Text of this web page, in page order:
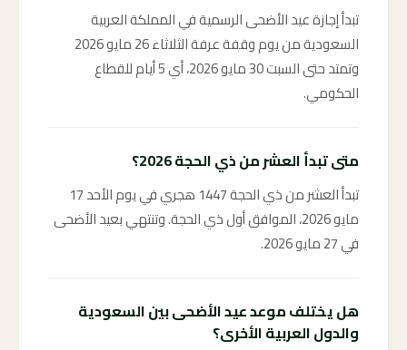
تبدأ إجازة عيد الأضحى الرسمية في المملكة العربية
السعودية من يوم وقفة عرفة الثلاثاء 26 مايو 2026
وتمتد حتى السبت 30 مايو 2026، أي 5 أيام للقطاع
الحكومي.
متى تبدأ العشر من ذي الحجة 2026؟
تبدأ العشر من ذي الحجة 1447 هجري في يوم الأحد 17
مايو 2026، الموافق أول ذي الحجة. وتنتهي بعيد الأضحى
في 27 مايو 2026.
هل يختلف موعد عيد الأضحى بين السعودية
والدول العربية الأخرى؟